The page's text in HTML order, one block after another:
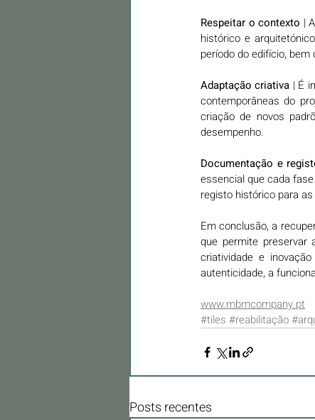
Respeitar o contexto |
histórico e
período do edifício,
Adaptação criativa | É
contemporâneas do
criação de novos
desempenho.
Documentação e
essencial que cada
registo histórico para
Em conclusão, a
que permite
criatividade e
autenticidade, a
www.mbmcompany.pt
#tiles #reabilitação
Posts recentes